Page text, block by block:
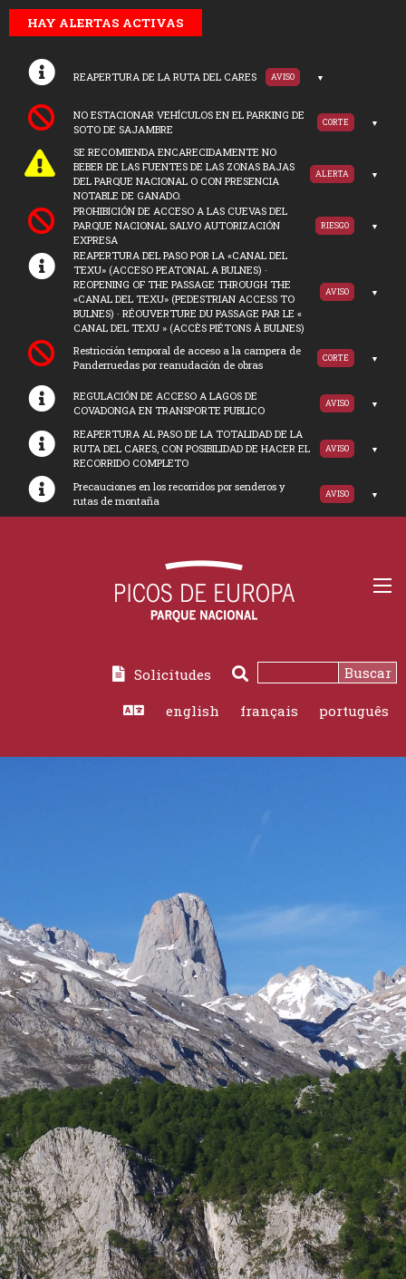
HAY ALERTAS ACTIVAS
REAPERTURA DE LA RUTA DEL CARES AVISO
NO ESTACIONAR VEHÍCULOS EN EL PARKING DE
SOTO DE SAJAMBRE
CORTE
SE RECOMIENDA ENCARECIDAMENTE NO
BEBER DE LAS FUENTES DE LAS ZONAS BAJAS
DEL PARQUE NACIONAL O CON PRESENCIA
NOTABLE DE GANADO.
ALERTA
PROHIBICIÓN DE ACCESO A LAS CUEVAS DEL
PARQUE NACIONAL SALVO AUTORIZACIÓN
EXPRESA
RIESGO
REAPERTURA DEL PASO POR LA «CANAL DEL
TEXU» (ACCESO PEATONAL A BULNES) ·
REOPENING OF THE PASSAGE THROUGH THE
«CANAL DEL TEXU» (PEDESTRIAN ACCESS TO
BULNES) · RÉOUVERTURE DU PASSAGE PAR LE «
CANAL DEL TEXU » (ACCÈS PIÉTONS À BULNES)
AVISO
Restricción temporal de acceso a la campera de
Panderruedas por reanudación de obras
CORTE
REGULACIÓN DE ACCESO A LAGOS DE
COVADONGA EN TRANSPORTE PUBLICO
AVISO
REAPERTURA AL PASO DE LA TOTALIDAD DE LA
RUTA DEL CARES, CON POSIBILIDAD DE HACER EL
RECORRIDO COMPLETO
AVISO
Precauciones en los recorridos por senderos y
rutas de montaña
AVISO
Solicitudes Buscar
english français português